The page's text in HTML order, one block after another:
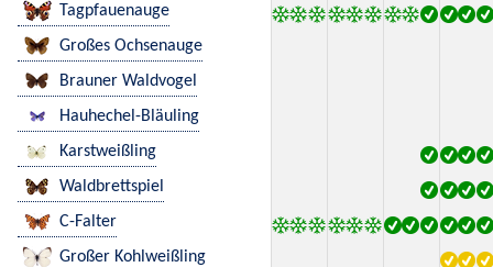
Tagpfauenauge
Großes Ochsenauge
Brauner Waldvogel
Hauhechel-Bläuling
Karstweißling
Waldbrettspiel
C-Falter
Großer Kohlweißling